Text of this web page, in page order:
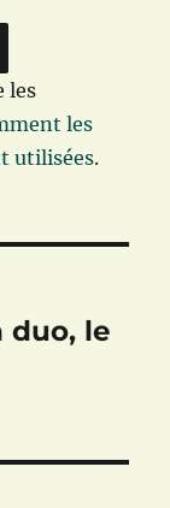
les
les
utilisées.
duo, le